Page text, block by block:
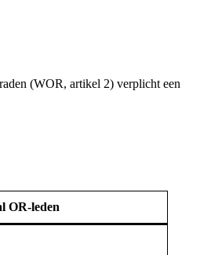
(WOR, artikel 2) verplicht een
OR-leden